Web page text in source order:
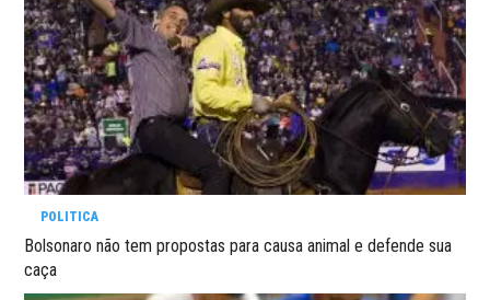
POLITICA
Bolsonaro não tem propostas para causa animal e defende sua
caça